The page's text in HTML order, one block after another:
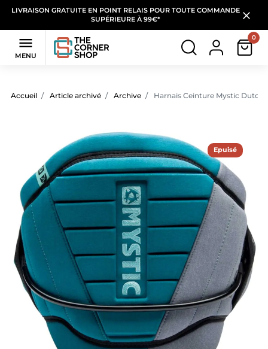
LIVRAISON GRATUITE EN POINT RELAIS POUR TOUTE COMMANDE
SUPÉRIEURE À 99€*

MENU
0
Accueil Article archivé Archive Harnais Ceinture Mystic
Epuisé